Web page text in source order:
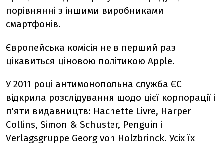
порівнянні з іншими виробниками
смартфонів.
Європейська комісія не в перший раз
цікавиться ціновою політикою Apple.
У 2011 році антимонопольна служба ЄС
відкрила розслідування щодо цієї корпорації і
п'яти видавництв: Hachette Livre, Harper
Collins, Simon & Schuster, Penguin і
Verlagsgruppe Georg von Holzbrinck. Усіх їх